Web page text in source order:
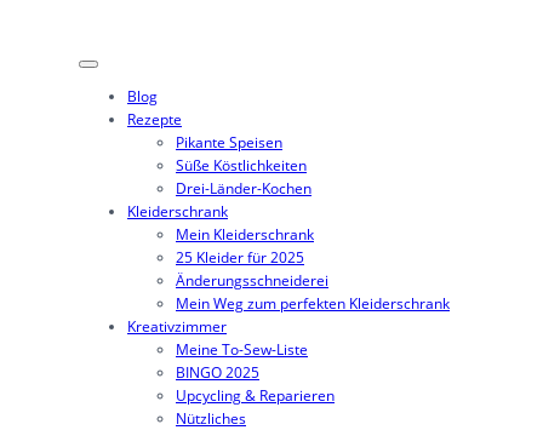
Blog
Rezepte
Pikante Speisen
Süße Köstlichkeiten
Drei-Länder-Kochen
Kleiderschrank
Mein Kleiderschrank
25 Kleider für 2025
Änderungsschneiderei
Mein Weg zum perfekten Kleiderschrank
Kreativzimmer
Meine To-Sew-Liste
BINGO 2025
Upcycling & Reparieren
Nützliches